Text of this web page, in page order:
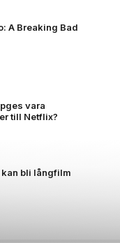
A Breaking Bad
vara
till Netflix?
kan bli långfilm